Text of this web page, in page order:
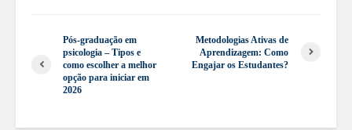
Pós-graduação em
psicologia – Tipos e
como escolher a melhor
opção para iniciar em
2026
Metodologias Ativas de
Aprendizagem: Como
Engajar os Estudantes?